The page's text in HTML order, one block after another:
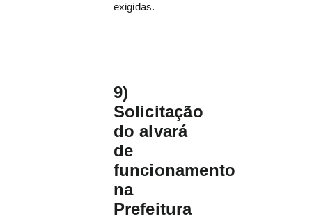
exigidas.
9)
Solicitação
do alvará
de
funcionamento
na
Prefeitura